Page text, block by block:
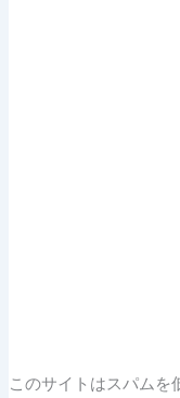
このサイトはスパムを